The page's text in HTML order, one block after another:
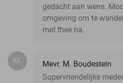
gedacht aan wens.
omgeving om te
met thee na.
M.
Mevr. M. Boudestein
Supervriendelijke